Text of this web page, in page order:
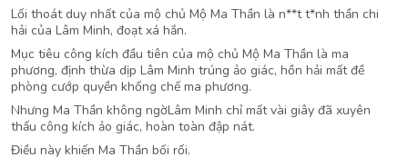
Lối thoát duy nhất của mộ chủ Mộ Ma Thần là n**t t*nh thần chi
hải của Lâm Minh, đoạt xá hắn.
Mục tiêu công kích đầu tiên của mộ chủ Mộ Ma Thần là ma
phương, định thừa dịp Lâm Minh trúng ảo giác, hồn hải mất đề
phòng cướp quyền khống chế ma phương.
Nhưng Ma Thần không ngờLâm Minh chỉ mất vài giây đã xuyên
thấu công kích ảo giác, hoàn toàn đập nát.
Điều này khiến Ma Thần bối rối.